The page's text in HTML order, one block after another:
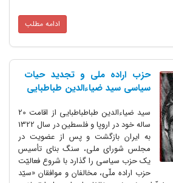
ادامه مطلب
حزب اراده ملی و تجدید حیات
سیاسی سید ضیاءالدین طباطبایی
سید ضیاءالدین طباطباطبایی از اقامت 20
ساله خود در اروپا و فلسطین در سال 1322
به ایران بازگشت و پس از عضویت در
مجلس شورای ملی، سنگ بنای تأسیس
یک حزب سیاسی را گذارد با شروع فعالیّت
حزب اراده ملّی، مخالفان و موافقان «سیّد